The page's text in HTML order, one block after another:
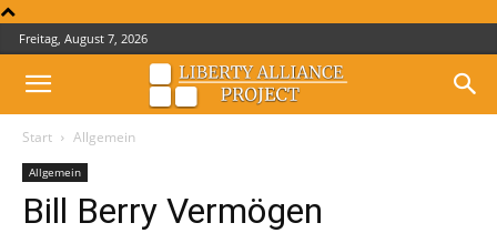
Freitag, August 7, 2026
Start Allgemein
Allgemein
Bill Berry Vermögen